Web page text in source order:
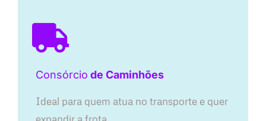
Consórcio de Caminhões
Ideal para quem atua no transporte e quer